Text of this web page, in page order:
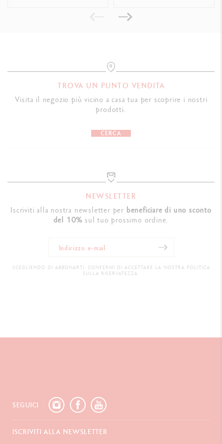
849.681
TROVA UN PUNTO VENDITA
Visita il negozio più vicino a casa tua per scoprire i nostri
prodotti.
CERCA
NEWSLETTER
Iscriviti alla nostra newsletter per beneficiare di uno sconto
del 10% sul tuo prossimo ordine.
SCEGLIENDO DI ABBONARTI, CONFERMI DI ACCETTARE LA NOSTRA POLITICA
SULLA RISERVATEZZA.
SEGUICI
ISCRIVITI ALLA NEWSLETTER